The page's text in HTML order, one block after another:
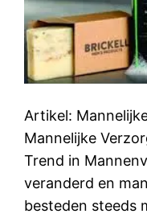
Artikel:
Mannelijke
Trend in
veranderd en
besteden steeds